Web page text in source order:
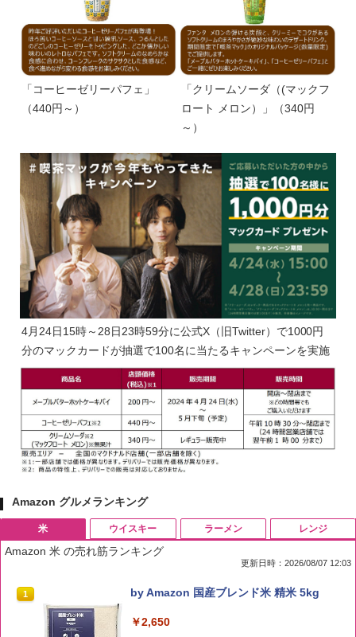
「コーヒーゼリーパフェ」
（440円～）
「クリームソーダ（(マックフ
ロート メロン）」（340円
～）
4月24日15時～28日23時59分に公式X（旧Twitter）で1000円
分のマックカードが抽選で100名に当たるキャンペーンを実施
Amazon グルメランキング
米
Amazon 米 の売れ筋ランキング
更新日時：2026/08/07 12:03
1 by Amazon 国産ブレンド米 精米 5kg
￥2,650
ウイスキー ラーメン レンジ